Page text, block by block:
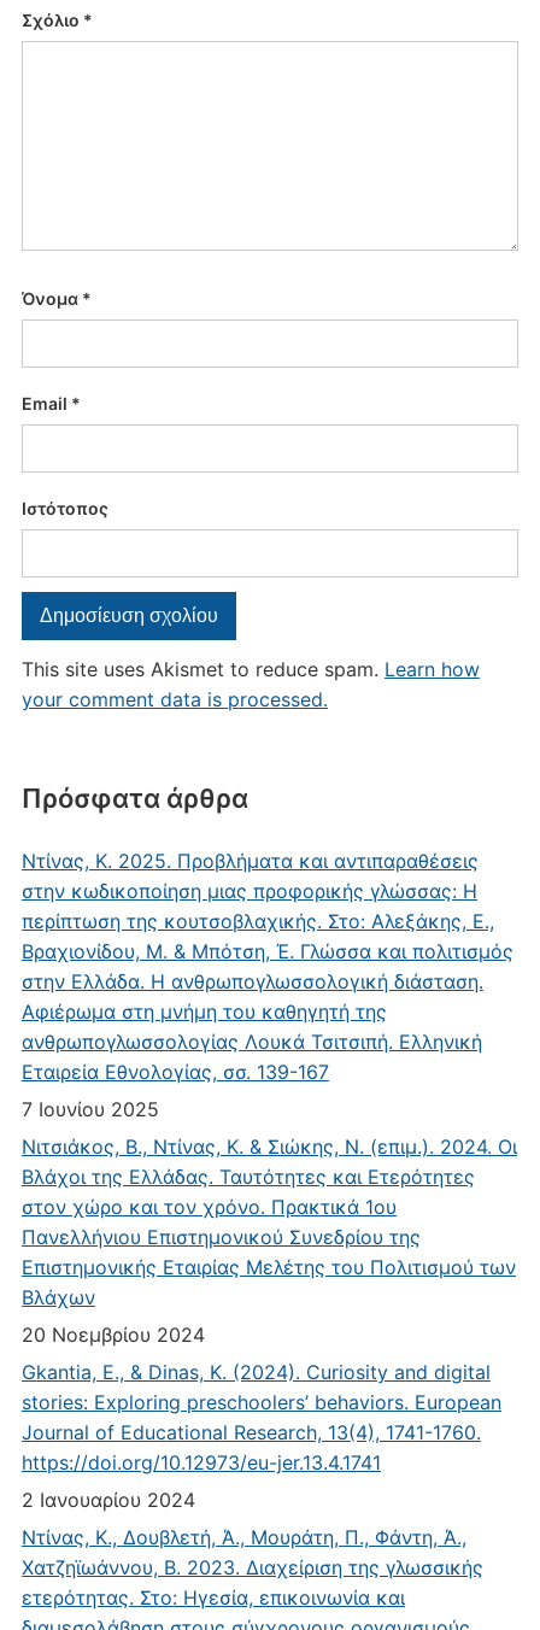
Πρόσφατα άρθρα
Ντίνας, Κ. 2025. Προβλήματα και αντιπαραθέσεις
στην κωδικοποίηση μιας προφορικής γλώσσας: Η
περίπτωση της κουτσοβλαχικής. Στο: Αλεξάκης, Ε.,
Βραχιονίδου, Μ. & Μπότση, Έ. Γλώσσα και πολιτισμός
στην Ελλάδα. Η ανθρωπογλωσσολογική διάσταση.
Αφιέρωμα στη μνήμη του καθηγητή της
ανθρωπογλωσσολογίας Λουκά Τσιτσιπή. Ελληνική
Εταιρεία Εθνολογίας, σσ. 139-167
7 Ιουνίου 2025
Νιτσιάκος, Β., Ντίνας, Κ. & Σιώκης, Ν. (επιμ.). 2024. Οι
Βλάχοι της Ελλάδας. Ταυτότητες και Ετερότητες
στον χώρο και τον χρόνο. Πρακτικά 1ου
Πανελλήνιου Επιστημονικού Συνεδρίου της
Επιστημονικής Εταιρίας Μελέτης του Πολιτισμού των
Βλάχων
20 Νοεμβρίου 2024
Gkantia, E., & Dinas, K. (2024). Curiosity and digital
stories: Exploring preschoolers’ behaviors. European
Journal of Educational Research, 13(4), 1741-1760.
https://doi.org/10.12973/eu-jer.13.4.1741
2 Ιανουαρίου 2024
Ντίνας, Κ., Δουβλετή, Ά., Μουράτη, Π., Φάντη, Ά.,
Χατζηϊωάννου, Β. 2023. Διαχείριση της γλωσσικής
ετερότητας. Στο: Ηγεσία, επικοινωνία και
Σχόλιο *
Όνομα *
Email *
Ιστότοπος
This site uses Akismet to reduce spam. Learn how
your comment data is processed.